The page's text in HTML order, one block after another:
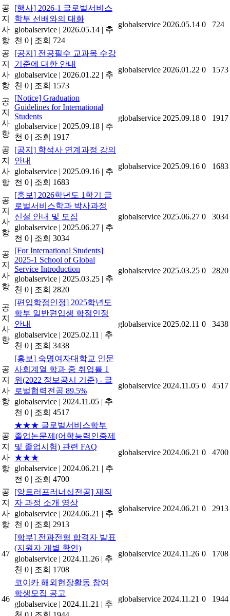
공
지
사
항
[행사] 2026-1 글로벌서비스
학부 선배와의 대화
globalservice | 2026.05.14 | 추
천 0 | 조회 724
globalservice 2026.05.14 0 724
공
지
사
항
[공지] 전공필수 교과목 수강
기준에 대한 안내
globalservice | 2026.01.22 | 추
천 0 | 조회 1573
globalservice 2026.01.22 0 1573
공
지
사
항
[Notice] Graduation
Guidelines for International
Students
globalservice | 2025.09.18 | 추
천 0 | 조회 1917
globalservice 2025.09.18 0 1917
공
지
사
항
[공지] 학석사 연계과정 강의
안내
globalservice | 2025.09.16 | 추
천 0 | 조회 1683
globalservice 2025.09.16 0 1683
공
지
사
항
[홍보] 2026학년도 1학기 글
로벌서비스학과 박사과정
신설 안내 및 모집
globalservice | 2025.06.27 | 추
천 0 | 조회 3034
globalservice 2025.06.27 0 3034
공
지
사
항
[For International Students]
2025-1 School of Global
Service Introduction
globalservice | 2025.03.25 | 추
천 0 | 조회 2820
globalservice 2025.03.25 0 2820
공
지
사
항
[편입학점인정] 2025학년도
학부 일반편입생 학점인정
안내
globalservice | 2025.02.11 | 추
천 0 | 조회 3438
globalservice 2025.02.11 0 3438
공
지
사
항
[홍보] 숙명여자대학교 인문
사회계열 학과 중 취업률 1
위(2022 정보공시 기준) - 글
로벌협력전공 89.5%
globalservice | 2024.11.05 | 추
천 0 | 조회 4517
globalservice 2024.11.05 0 4517
공
지
사
항
★★★ 글로벌서비스학부
졸업논문제(어학능력인증제
및 졸업시험) 관련 FAQ
★★★
globalservice | 2024.06.21 | 추
천 0 | 조회 4700
globalservice 2024.06.21 0 4700
공
지
사
항
[앙트러프러너십전공] 재직
자 과정 소개 영상
globalservice | 2024.06.21 | 추
천 0 | 조회 2913
globalservice 2024.06.21 0 2913
47
[학부] 전과전형 합격자 발표
(지원자 개별 확인)
globalservice | 2024.11.26 | 추
천 0 | 조회 1708
globalservice 2024.11.26 0 1708
46
코이카 해외현장활동 참여
학생모집 공고
globalservice | 2024.11.21 | 추
globalservice 2024.11.21 0 1944